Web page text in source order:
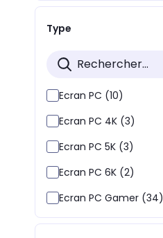
Type
Ecran PC (10)
Ecran PC 4K (3)
Ecran PC 5K (3)
Ecran PC 6K (2)
Ecran PC Gamer (34)